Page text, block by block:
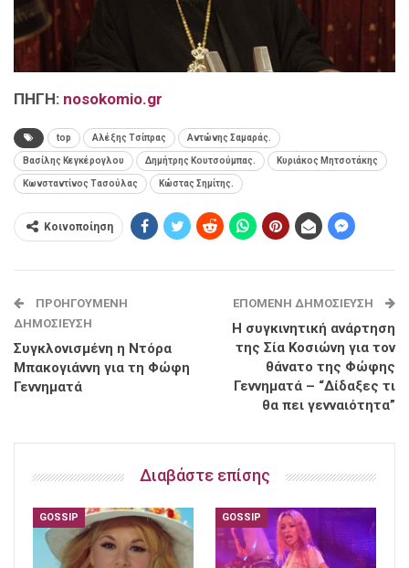
ΠΗΓΗ: nosokomio.gr
top Αλέξης Τσίπρας Αντώνης Σαμαράς.
Βασίλης Κεγκέρογλου Δημήτρης Κουτσούμπας. Κυριάκος Μητσοτάκης
Κωνσταντίνος Τασούλας Κώστας Σημίτης.
Κοινοποίηση
ΠΡΟΗΓΟΎΜΕΝΗ
ΔΗΜΟΣΊΕΥΣΗ
Συγκλονισμένη η Ντόρα
Μπακογιάννη για τη Φώφη
Γεννηματά
ΕΠΌΜΕΝΗ ΔΗΜΟΣΊΕΥΣΗ
Η συγκινητική ανάρτηση
της Σία Κοσιώνη για τον
θάνατο της Φώφης
Γεννηματά – “Δίδαξες τι
θα πει γενναιότητα”
Διαβάστε επίσης
GOSSIP GOSSIP